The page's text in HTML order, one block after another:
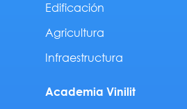
Edificación
Agricultura
Infraestructura
Academia Vinilit